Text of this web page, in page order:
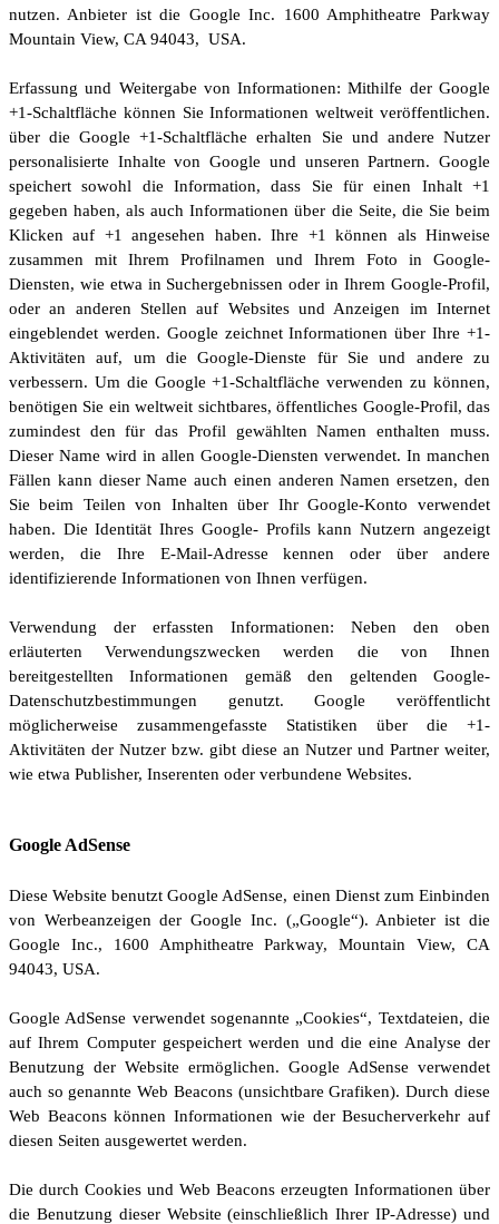
nutzen. Anbieter ist die Google Inc. 1600 Amphitheatre Parkway
Mountain View, CA 94043, USA.
Erfassung und Weitergabe von Informationen: Mithilfe der Google
+1-Schaltfläche können Sie Informationen weltweit veröffentlichen.
über die Google +1-Schaltfläche erhalten Sie und andere Nutzer
personalisierte Inhalte von Google und unseren Partnern. Google
speichert sowohl die Information, dass Sie für einen Inhalt +1
gegeben haben, als auch Informationen über die Seite, die Sie beim
Klicken auf +1 angesehen haben. Ihre +1 können als Hinweise
zusammen mit Ihrem Profilnamen und Ihrem Foto in Google-
Diensten, wie etwa in Suchergebnissen oder in Ihrem Google-Profil,
oder an anderen Stellen auf Websites und Anzeigen im Internet
eingeblendet werden. Google zeichnet Informationen über Ihre +1-
Aktivitäten auf, um die Google-Dienste für Sie und andere zu
verbessern. Um die Google +1-Schaltfläche verwenden zu können,
benötigen Sie ein weltweit sichtbares, öffentliches Google-Profil, das
zumindest den für das Profil gewählten Namen enthalten muss.
Dieser Name wird in allen Google-Diensten verwendet. In manchen
Fällen kann dieser Name auch einen anderen Namen ersetzen, den
Sie beim Teilen von Inhalten über Ihr Google-Konto verwendet
haben. Die Identität Ihres Google- Profils kann Nutzern angezeigt
werden, die Ihre E-Mail-Adresse kennen oder über andere
identifizierende Informationen von Ihnen verfügen.
Verwendung der erfassten Informationen: Neben den oben
erläuterten Verwendungszwecken werden die von Ihnen
bereitgestellten Informationen gemäß den geltenden Google-
Datenschutzbestimmungen genutzt. Google veröffentlicht
möglicherweise zusammengefasste Statistiken über die +1-
Aktivitäten der Nutzer bzw. gibt diese an Nutzer und Partner weiter,
wie etwa Publisher, Inserenten oder verbundene Websites.
Google AdSense
Diese Website benutzt Google AdSense, einen Dienst zum Einbinden
von Werbeanzeigen der Google Inc. („Google“). Anbieter ist die
Google Inc., 1600 Amphitheatre Parkway, Mountain View, CA
94043, USA.
Google AdSense verwendet sogenannte „Cookies“, Textdateien, die
auf Ihrem Computer gespeichert werden und die eine Analyse der
Benutzung der Website ermöglichen. Google AdSense verwendet
auch so genannte Web Beacons (unsichtbare Grafiken). Durch diese
Web Beacons können Informationen wie der Besucherverkehr auf
diesen Seiten ausgewertet werden.
Die durch Cookies und Web Beacons erzeugten Informationen über
die Benutzung dieser Website (einschließlich Ihrer IP-Adresse) und